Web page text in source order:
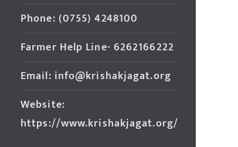
Phone: (0755) 4248100
Farmer Help Line- 6262166222
Email: info@krishakjagat.org
Website:
https://www.krishakjagat.org/